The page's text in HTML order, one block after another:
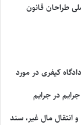
طراحان قانون
کیفری در مورد
در جرایم
انتقال مال غیر، سند